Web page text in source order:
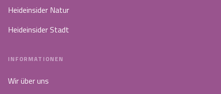
Heideinsider Natur
Heideinsider Stadt
INFORMATIONEN
Wir über uns